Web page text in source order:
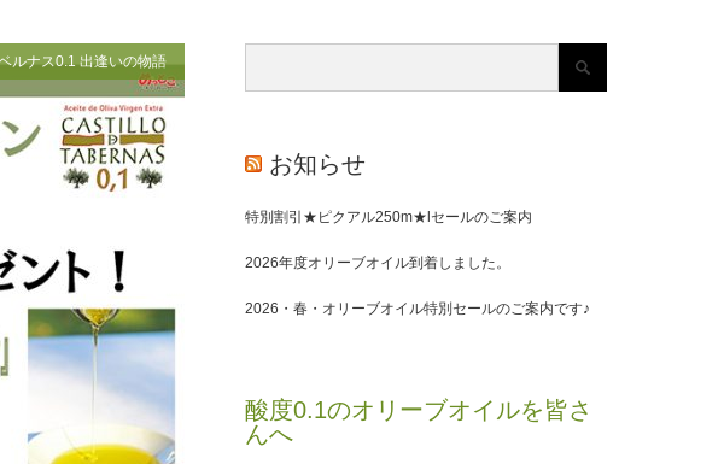
ルナス0.1 出逢いの物語
お知らせ
特別割引★ピクアル250m★lセールのご案内
2026年度オリーブオイル到着しました。
2026・春・オリーブオイル特別セールのご案内です♪
酸度0.1のオリーブオイルを皆さ
んへ